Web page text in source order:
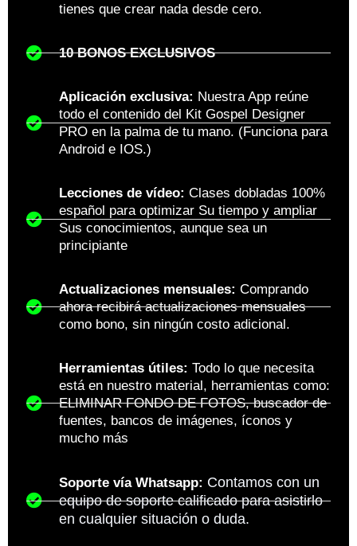
tienes que crear nada desde cero.
10 BONOS EXCLUSIVOS
Aplicación exclusiva: Nuestra App reúne
todo el contenido del Kit Gospel Designer
PRO en la palma de tu mano. (Funciona para
Android e IOS.)
Lecciones de vídeo: Clases dobladas 100%
español para optimizar Su tiempo y ampliar
Sus conocimientos, aunque sea un
principiante
Actualizaciones mensuales: Comprando
ahora recibirá actualizaciones mensuales
como bono, sin ningún costo adicional.
Herramientas útiles: Todo lo que necesita
está en nuestro material, herramientas como:
ELIMINAR FONDO DE FOTOS, buscador de
fuentes, bancos de imágenes, íconos y
mucho más
Soporte vía Whatsapp: Contamos con un
equipo de soporte calificado para asistirlo
en cualquier situación o duda.